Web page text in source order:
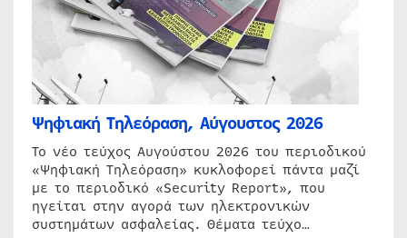
Ψηφιακή Τηλεόραση, Αύγουστος 2026
Το νέο τεύχος Αυγούστου 2026 του περιοδικού
«Ψηφιακή Τηλεόραση» κυκλοφορεί πάντα μαζί
με το περιοδικό «Security Report», που
ηγείται στην αγορά των ηλεκτρονικών
συστημάτων ασφαλείας. Θέματα τεύχο…